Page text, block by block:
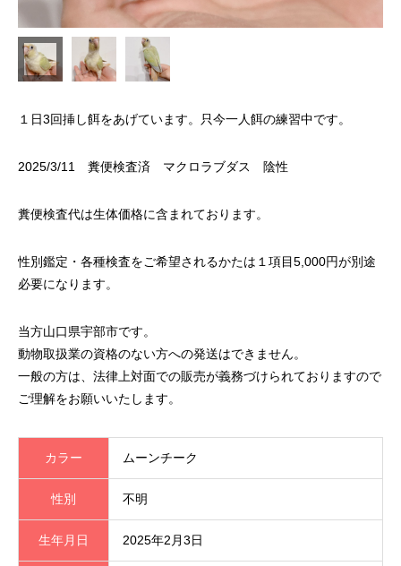
１日3回挿し餌をあげています。只今一人餌の練習中です。
2025/3/11 糞便検査済 マクロラブダス 陰性
糞便検査代は生体価格に含まれております。
性別鑑定・各種検査をご希望されるかたは１項目5,000円が別途
必要になります。
当方山口県宇部市です。
動物取扱業の資格のない方への発送はできません。
一般の方は、法律上対面での販売が義務づけられておりますので
ご理解をお願いいたします。
カラー ムーンチーク
性別 不明
生年月日 2025年2月3日